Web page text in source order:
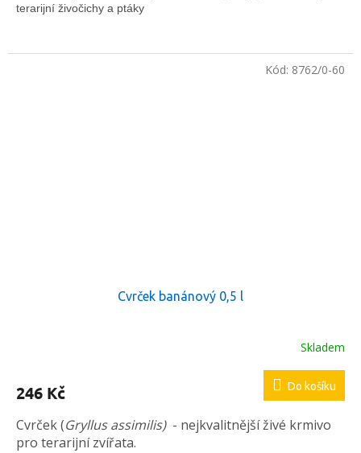
terarijní živočichy a ptáky
Cvrček banánový 0,5 l
je
z
5
Skladem
246 Kč Do košíku
Cvrček (Gryllus assimilis) - nejkvalitnější živé krmivo
pro terarijní zvířata.
Kód: 8762/0-60